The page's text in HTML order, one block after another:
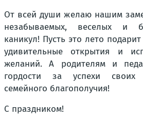
От всей души желаю нашим
незабываемых, веселых и
каникул! Пусть это лето
удивительные открытия и
желаний. А родителям и
гордости за успехи своих
семейного благополучия!
С праздником!